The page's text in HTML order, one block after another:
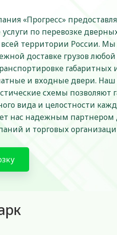
«Прогресс»
по перевозке
территории России.
доставке грузов
габаритных
и входные двери.
схемы позволяют
вида и целостности
нас надежным партнером
и торговых